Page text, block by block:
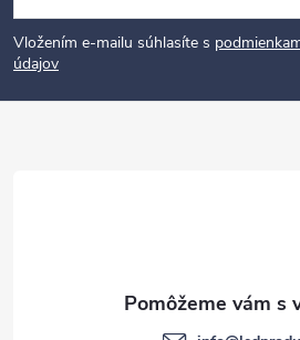
t
Vložením e-mailu súhlasíte s
údajov